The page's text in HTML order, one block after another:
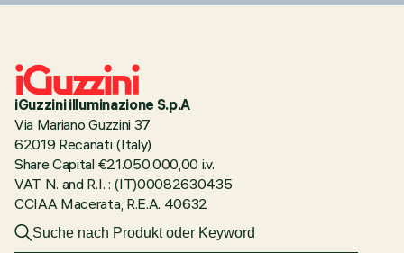
iGuzzini illuminazione S.p.A
Via Mariano Guzzini 37
62019 Recanati (Italy)
Share Capital €21.050.000,00 i.v.
VAT N. and R.I. : (IT)00082630435
CCIAA Macerata, R.E.A. 40632